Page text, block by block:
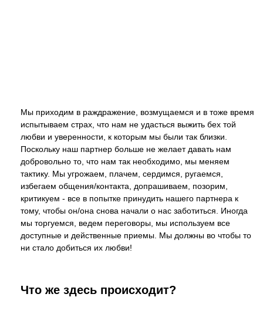
Мы приходим в раждражение, возмущаемся и в тоже время
испытываем страх, что нам не удасться выжить бех той
любви и уверенности, к которым мы были так близки.
Поскольку наш партнер больше не желает давать нам
добровольно то, что нам так необходимо, мы меняем
тактику. Мы угрожаем, плачем, сердимся, ругаемся,
избегаем общения/контакта, допрашиваем, позорим,
критикуем - все в попытке принудить нашего партнера к
тому, чтобы он/она снова начали о нас заботиться. Иногда
мы торгуемся, ведем переговоры, мы используем все
доступные и действенные приемы. Мы должны во чтобы то
ни стало добиться их любви!
Что же здесь происходит?